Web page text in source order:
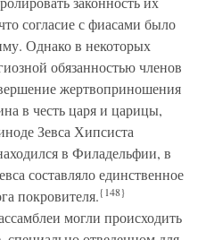
согласие с фиасами было
Однако в некоторых
обязанностью членов
жертвоприношения
в честь царя и царицы,
Зевса Хипсиста
в Филадельфии, в
составляло единственное
покровителя.{148}
могли происходить